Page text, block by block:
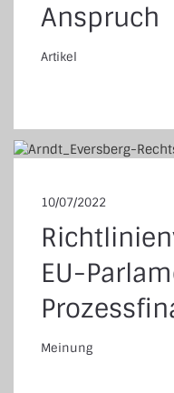
Anspruch
Artikel
10/07/2022
EU-
Meinung